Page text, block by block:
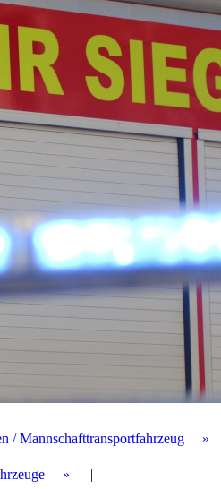
/ Mannschafttransportfahrzeug